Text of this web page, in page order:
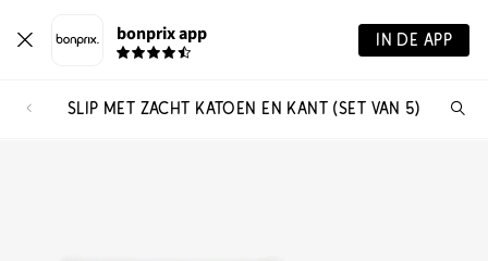
bonprix app IN DE APP
SLIP MET ZACHT KATOEN EN KANT (SET VAN 5)